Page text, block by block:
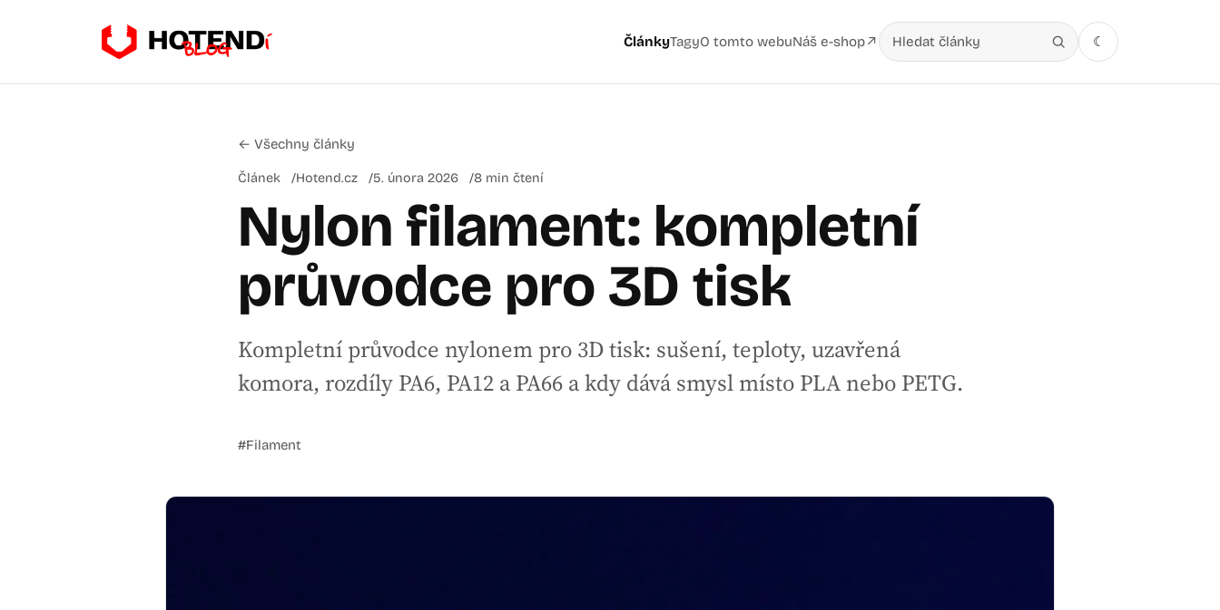
ČlánkyTagyO tomto webuNáš e-shop↗Hledat v článcích ☾
← Všechny články
Článek Hotend.cz 5. února 2026 8 min čtení
Nylon filament: kompletní
průvodce pro 3D tisk
Kompletní průvodce nylonem pro 3D tisk: sušení, teploty, uzavřená
komora, rozdíly PA6, PA12 a PA66 a kdy dává smysl místo PLA nebo PETG.
#Filament